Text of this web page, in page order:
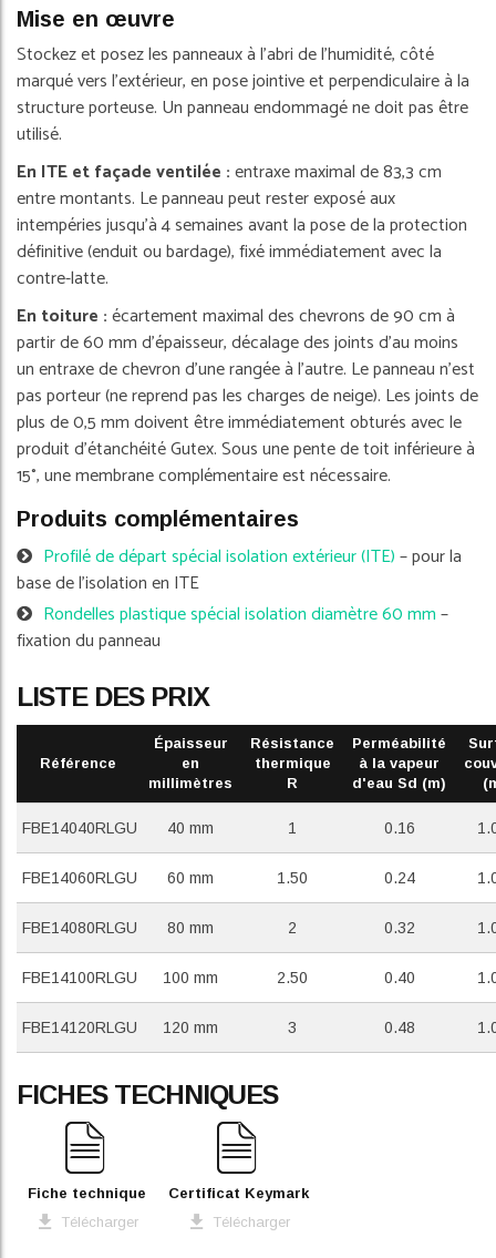
Mise en œuvre
Stockez et posez les panneaux à l'abri de l'humidité, côté
marqué vers l'extérieur, en pose jointive et perpendiculaire à la
structure porteuse. Un panneau endommagé ne doit pas être
utilisé.
En ITE et façade ventilée :entraxe maximal de 83,3 cm
entre montants. Le panneau peut rester exposé aux
intempéries jusqu'à 4 semaines avant la pose de la protection
définitive (enduit ou bardage), fixé immédiatement avec la
contre-latte.
En toiture :écartement maximal des chevrons de 90 cm à
partir de 60 mm d'épaisseur, décalage des joints d'au moins
un entraxe de chevron d'une rangée à l'autre. Le panneau n'est
pas porteur (ne reprend pas les charges de neige). Les joints de
plus de 0,5 mm doivent être immédiatement obturés avec le
produit d'étanchéité Gutex. Sous une pente de toit inférieure à
15°, une membrane complémentaire est nécessaire.
Produits complémentaires
Profilé de départ spécial isolation extérieur (ITE)– pour la
base de l'isolation en ITE
Rondelles plastique spécial isolation diamètre 60 mm–
fixation du panneau
LISTE DES PRIX
Référence
Épaisseur
en
millimètres
Résistance
thermique
R
Perméabilité
à la vapeur
d'eau Sd (m)
FBE14040RLGU 40 mm 1 0.16
FBE14060RLGU 60 mm 1.50 0.24
FBE14080RLGU 80 mm 2 0.32
FBE14100RLGU 100 mm 2.50 0.40
FBE14120RLGU 120 mm 3 0.48
FICHES TECHNIQUES
Fiche technique
Télécharger
Certificat Keymark
Télécharger